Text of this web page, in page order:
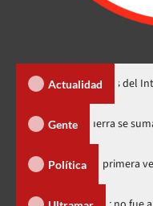
Actualidad
memorias del Intrant y
Gente Juan Luis
Política
por primera vez una